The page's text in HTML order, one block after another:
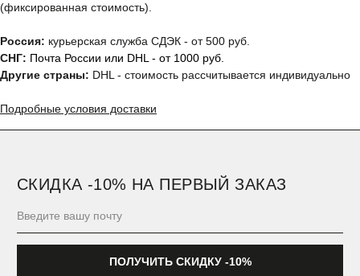
(фиксированная стоимость).
Россия: курьерская служба СДЭК - от 500 руб.
СНГ: Почта России или DHL - от 1000 руб.
Другие страны: DHL - стоимость рассчитывается индивидуально
Подробные условия доставки